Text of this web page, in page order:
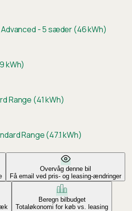
- 5 sæder (46 kWh)
kWh)
Range (41 kWh)
Range (47.1 kWh)
Overvåg denne bil
Få email ved pris- og leasing-ændringer
Beregn bilbudget
Totaløkonomi for køb vs. leasing